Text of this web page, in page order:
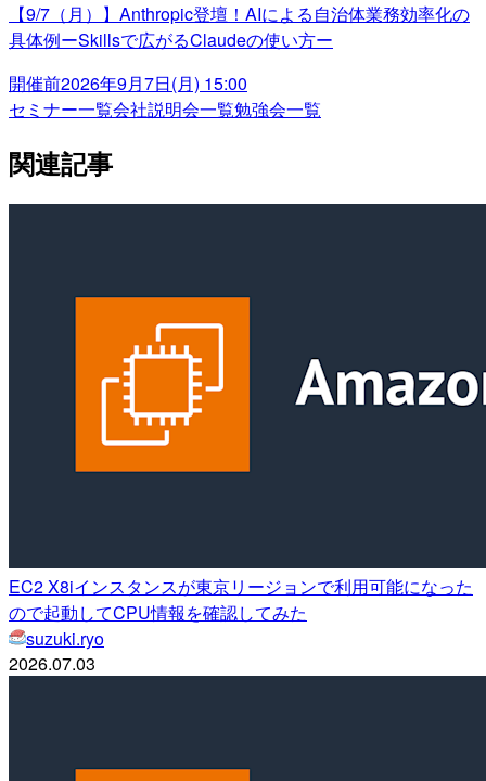
【9/7（月）】Anthropic登壇！AIによる自治体業務効率化の
具体例ーSkillsで広がるClaudeの使い方ー
開催前2026年9月7日(月) 15:00
セミナー一覧会社説明会一覧勉強会一覧
関連記事
EC2 X8iインスタンスが東京リージョンで利用可能になった
ので起動してCPU情報を確認してみた
suzuki.ryo
2026.07.03